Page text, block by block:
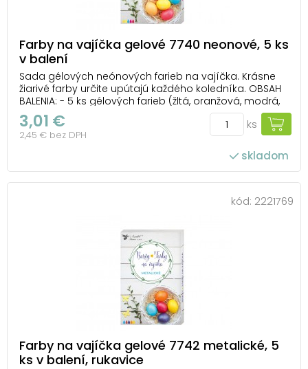
Farby na vajíčka gelové 7740 neonové, 5 ks
v balení
Sada gélových neónových farieb na vajíčka. Krásne
žiarivé farby určite upútajú každého koledníka. OBSAH
BALENIA: - 5 ks gélových farieb (žltá, oranžová, modrá,
červená, ružová) NÁVOD: 1. Vajcia uvarte v osolenej
vode. 2. Farby pomocou nožníc oddeľte. Pri
požadovanej farbe odstrihnite špi...
3,01 €
2,45 € bez DPH
ks
skladom
kód: 2221769
Farby na vajíčka gelové 7742 metalické, 5
ks v balení, rukavice